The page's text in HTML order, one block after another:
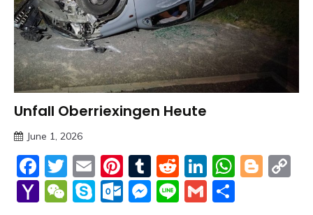
Trends
Unfall Oberriexingen Heute
June 1, 2026
Facebook
Twitter
EmailPinterest
Tumblr
Reddit
LinkedIn
Yahoo
WeChat
SkypeOutlook.com
Messenger
LineGmail